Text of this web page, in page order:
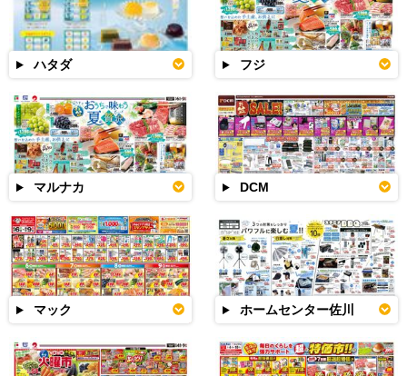
ハタダ フジ
マルナカ DCM
マック ホームセンター佐川